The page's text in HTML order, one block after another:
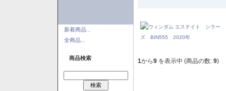
新着商品...
全商品...
商品検索 1から9 を表示中 (商品の数: 9)